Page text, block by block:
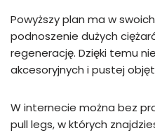
Powyższy plan ma w
podnoszenie dużych
regenerację. Dzięki temu
akcesoryjnych i pustej
W internecie można bez
pull legs, w których